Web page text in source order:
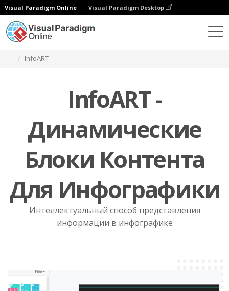
Visual Paradigm Online Visual Paradigm Desktop
InfoART
InfoART -
Динамические
Блоки Контента
Для Инфографики
Интеллектуальный способ представления
информации в инфографике